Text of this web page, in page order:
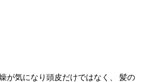
が気になり頭皮だけではなく、 髪の